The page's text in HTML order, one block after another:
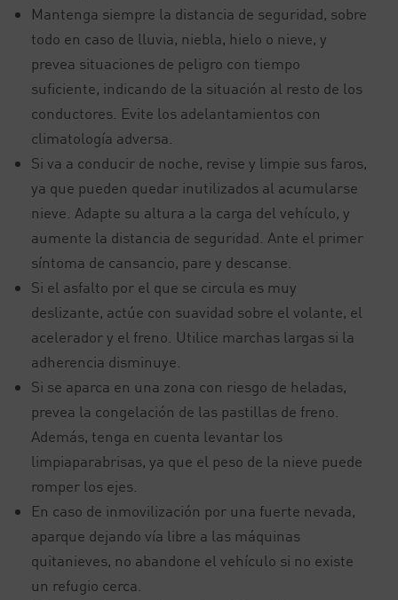
Mantenga siempre la distancia de seguridad, sobre
todo en caso de lluvia, niebla, hielo o nieve, y
prevea situaciones de peligro con tiempo
suficiente, indicando de la situación al resto de los
conductores. Evite los adelantamientos con
climatología adversa.
Si va a conducir de noche, revise y limpie sus faros,
ya que pueden quedar inutilizados al acumularse
nieve. Adapte su altura a la carga del vehículo, y
aumente la distancia de seguridad. Ante el primer
síntoma de cansancio, pare y descanse.
Si el asfalto por el que se circula es muy
deslizante, actúe con suavidad sobre el volante, el
acelerador y el freno. Utilice marchas largas si la
adherencia disminuye.
Si se aparca en una zona con riesgo de heladas,
prevea la congelación de las pastillas de freno.
Además, tenga en cuenta levantar los
limpiaparabrisas, ya que el peso de la nieve puede
romper los ejes.
En caso de inmovilización por una fuerte nevada,
aparque dejando vía libre a las máquinas
quitanieves, no abandone el vehículo si no existe
un refugio cerca.